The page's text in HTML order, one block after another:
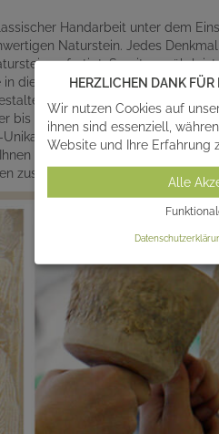
Handarbeit unter dem
Naturstein. Jedes
gefertigt. Somit
die Gestaltung Ihres Grabsteins
Details und
bis zum abschließenden Aufbau
egal ob Beschriftung, Design
mit angefragt werden. Gern
zusammen einen individuellen
HERZLICHEN DANK
Wir nutzen Cookies auf
ihnen sind essenziell,
Website und Ihre Erfahrung
Alle